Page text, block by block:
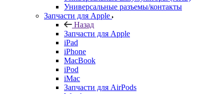
Универсальные разъемы/контакты
Запчасти для Apple
Назад
Запчасти для Apple
iPad
iPhone
MacBook
iPod
iMac
Запчасти для AirPods